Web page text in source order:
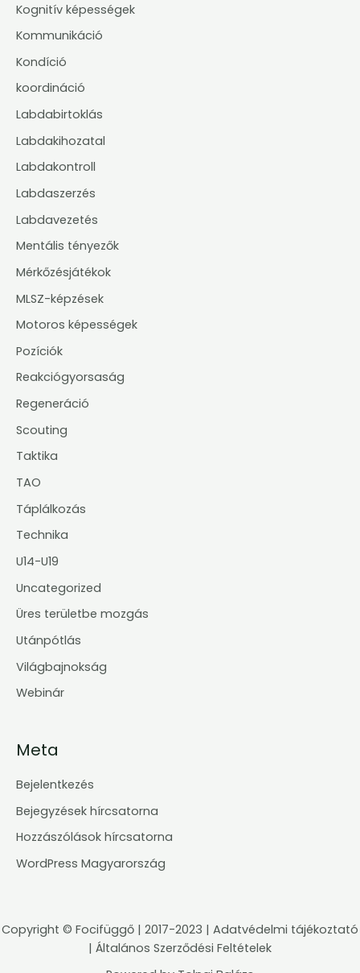
Kognitív képességek
Kommunikáció
Kondíció
koordináció
Labdabirtoklás
Labdakihozatal
Labdakontroll
Labdaszerzés
Labdavezetés
Mentális tényezők
Mérkőzésjátékok
MLSZ-képzések
Motoros képességek
Pozíciók
Reakciógyorsaság
Regeneráció
Scouting
Taktika
TAO
Táplálkozás
Technika
U14-U19
Uncategorized
Üres területbe mozgás
Utánpótlás
Világbajnokság
Webinár
Meta
Bejelentkezés
Bejegyzések hírcsatorna
Hozzászólások hírcsatorna
WordPress Magyarország
Copyright © Focifüggő | 2017-2023 | Adatvédelmi tájékoztató
| Általános Szerződési Feltételek